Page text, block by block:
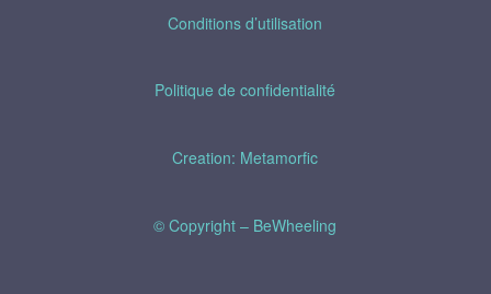
Conditions d’utilisation
Politique de confidentialité
Creation: Metamorfic
© Copyright – BeWheeling